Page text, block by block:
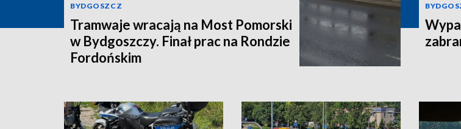
BYDGOSZCZ
Tramwaje wracają na Most Pomorski
w Bydgoszczy. Finał prac na Rondzie
Fordońskim